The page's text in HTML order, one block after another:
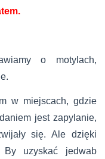
o motylach,
w miejscach, gdzie
jest zapylanie,
się. Ale dzięki
By uzyskać jedwab